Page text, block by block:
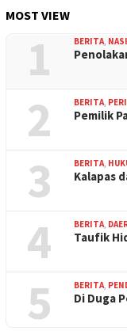
MOST VIEW
1 BERITA
2 BERITA
Pemilik
3 BERITA
Kalapas
4 BERITA
Taufik
5 BERITA
Di Duga